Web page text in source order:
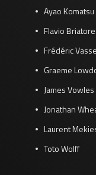
Ayao Komatsu
Flavio Briatore
Frédéric
Graeme
James Vowles
Jonathan
Laurent
Toto Wolff